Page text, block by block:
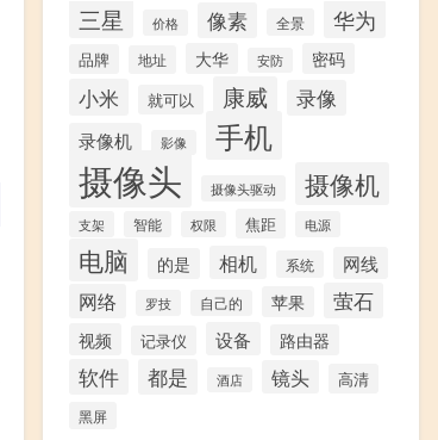
三星 价格 像素 全景 华为
品牌 地址 大华 安防 密码
小米 就可以 康威 录像
录像机 影像 手机
摄像头 摄像头驱动 摄像机
支架 智能 权限 焦距 电源
电脑 的是 相机 系统 网线
网络 罗技 自己的 苹果 萤石
视频 记录仪 设备 路由器
软件 都是 酒店 镜头 高清
黑屏